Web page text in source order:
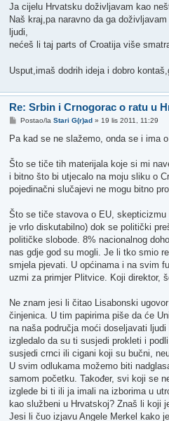
Ja cijelu Hrvatsku doživljavam kao
Naš kraj,pa naravno da ga
ljudi,
nećeš li taj parts of Croatija više
Usput,imaš dodrih ideja i dobro
Re: Srbin i Crnogorac o ratu u
P
s
Postao/laStari G(r)ad »19 lis 2011, 11:29
Pa kad se ne slažemo, onda se i ima
Što se tiče tih materijala koje si mi
i bitno što bi utjecalo na moju sliku o
pojedinačni slučajevi ne mogu bitno
Što se tiče stavova o EU,
je vrlo diskutabilno) dok se politički
političke slobode. 8% nacionalnog
nas gdje god su mogli. Je li tko smio
smjela pjevati. U općinama i na svim
uzmi za primjer Plitvice. Koji direktor,
Ne znam jesi li čitao Lisabonski
činjenica. U tim papirima piše da će
na naša područja moći doseljavati
izgledalo da su ti susjedi prokleti i
susjedi crnci ili cigani koji su bučni,
U svim odlukama možemo biti
samom početku. Također, svi koji se
izglede bi ti ili ja imali na izborima u
kao službeni u Hrvatskoj? Znaš li koji
Jesi li čuo izjavu Angele Merkel kako